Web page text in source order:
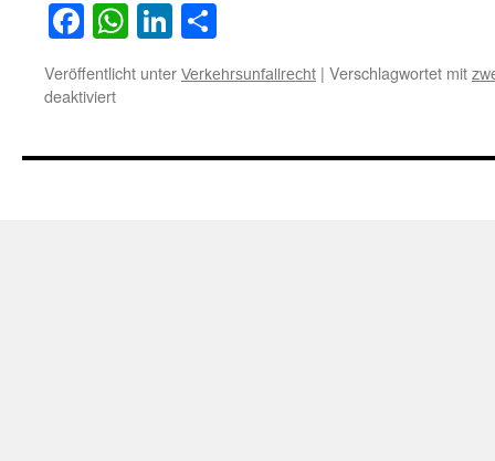
Facebook
WhatsApp
LinkedIn
Veröffentlicht unter Verkehrsunfallrecht | Verschlagwortet mit
deaktiviertfür
bei